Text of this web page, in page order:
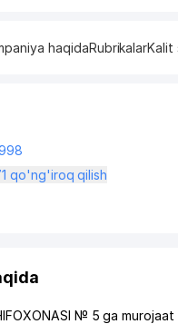
haqidaRubrikalarKalit
71 qo'ng'iroq qilish
№ 5 ga murojaat